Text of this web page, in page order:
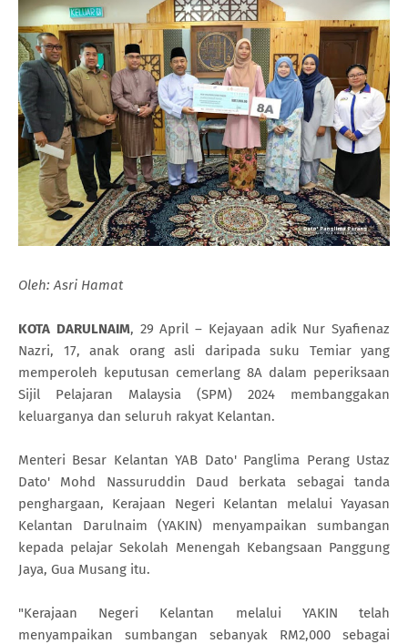
Oleh: Asri Hamat
KOTA DARULNAIM, 29 April – Kejayaan adik Nur Syafienaz
Nazri, 17, anak orang asli daripada suku Temiar yang
memperoleh keputusan cemerlang 8A dalam peperiksaan
Sijil Pelajaran Malaysia (SPM) 2024 membanggakan
keluarganya dan seluruh rakyat Kelantan.
Menteri Besar Kelantan YAB Dato' Panglima Perang Ustaz
Dato' Mohd Nassuruddin Daud berkata sebagai tanda
penghargaan, Kerajaan Negeri Kelantan melalui Yayasan
Kelantan Darulnaim (YAKIN) menyampaikan sumbangan
kepada pelajar Sekolah Menengah Kebangsaan Panggung
Jaya, Gua Musang itu.
"Kerajaan Negeri Kelantan melalui YAKIN telah
menyampaikan sumbangan sebanyak RM2,000 sebagai